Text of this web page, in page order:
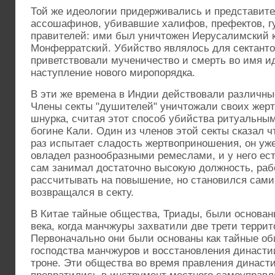
Той же идеологии придерживались и
ассошафинов, убивавшие халифов, префектов,
правителей: ими был уничтожен Иерусалимский
Монферратский. Убийство являлось для
приветствовали мученичество и смерть во имя
наступление нового миропорядка.
В эти же времена в Индии действовали
Члены секты "душителей" уничтожали своих
шнурка, считая этот способ убийства
богине Кали. Один из членов этой секты сказал
раз испытает сладость жертвоприношения, он
овладел разнообразными ремеслами, и у него
сам занимал достаточно высокую должность,
рассчитывать на повышение, но становился
возвращался в секту.
В Китае тайные общества, Триады, были
века, когда манчжуры захватили две трети
Первоначально они были основаны как тайные
господства манчжуров и восстановления
троне. Эти общества во время правления